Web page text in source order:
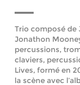
Trio composé de
Jonathon
percussions,
claviers,
Lives, formé en
la scène avec